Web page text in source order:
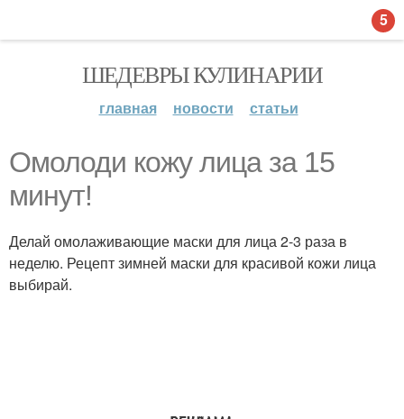
ШЕДЕВРЫ КУЛИНАРИИ
главная новости статьи
Омолоди кожу лица за 15
минут!
Делай омолаживающие маски для лица 2-3 раза в
неделю. Рецепт зимней маски для красивой кожи лица
выбирай.
5